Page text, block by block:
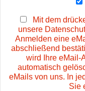
Mit dem
unsere
Anmelden eine
abschließend
wird Ihre eMail-
automatisch
eMails von uns. In
Sie